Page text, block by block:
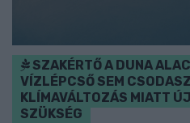
SZAKÉRTŐ A DUNA
VÍZLÉPCSŐ SEM
KLÍMAVÁLTOZÁS MIATT
SZÜKSÉG